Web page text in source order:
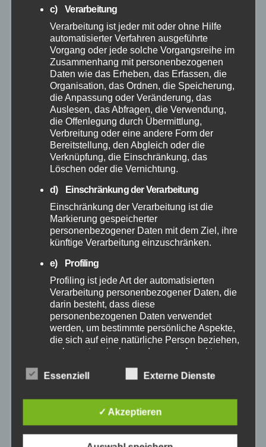
November 2025
Oktober 2025
September 2025
August 2025
Juli 2025
Juni 2025
Mai 2025
März 2025
Februar 2025
Januar 2025
Dezember 2024
c) Verarbeitung
Verarbeitung ist jeder mit oder ohne Hilfe
automatisierter Verfahren ausgeführte
Vorgang oder jede solche Vorgangsreihe im
Zusammenhang mit personenbezogenen
Daten wie das Erheben, das Erfassen, die
Organisation, das Ordnen, die Speicherung,
die Anpassung oder Veränderung, das
Auslesen, das Abfragen, die Verwendung,
die Offenlegung durch Übermittlung,
Verbreitung oder eine andere Form der
Bereitstellung, den Abgleich oder die
Verknüpfung, die Einschränkung, das
Löschen oder die Vernichtung.
d) Einschränkung der Verarbeitung
Einschränkung der Verarbeitung ist die
Markierung gespeicherter
personenbezogener Daten mit dem Ziel, ihre
künftige Verarbeitung einzuschränken.
e) Profiling
Profiling ist jede Art der automatisierten
Verarbeitung personenbezogener Daten, die
darin besteht, dass diese
personenbezogenen Daten verwendet
werden, um bestimmte persönliche Aspekte,
die sich auf eine natürliche Person beziehen,
zu bewerten, insbesondere, um Aspekte
Lage, Gesundheit, persönlicher Vorlieben,
Aufenthaltsort oder Ortswechsel dieser
natürlichen Person zu analysieren oder
vorherzusagen.
f) Pseudonymisierung
Essenziell Externe Dienste
✓ Akzeptieren